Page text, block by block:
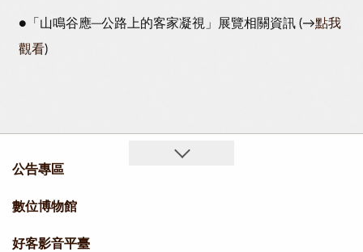
●「山鳴谷應─公路上的客家凝視」展覽相關資訊 (→點我
觀看)
公告專區
數位博物館
好客影音平臺